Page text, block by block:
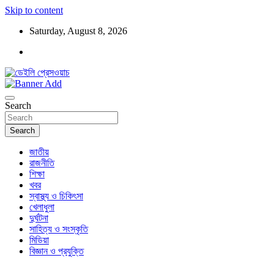
Skip to content
Saturday, August 8, 2026
ডেইলি প্রেসওয়াচ
Search
Search
জাতীয়
রাজনীতি
শিক্ষা
খবর
স্বাস্থ্য ও চিকিৎসা
খেলাধুলা
দুর্ঘটনা
সাহিত্য ও সংস্কৃতি
মিডিয়া
বিজ্ঞান ও প্রযুক্তি